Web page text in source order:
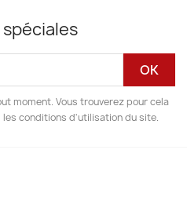
moment. Vous trouverez pour cela
conditions d'utilisation du site.